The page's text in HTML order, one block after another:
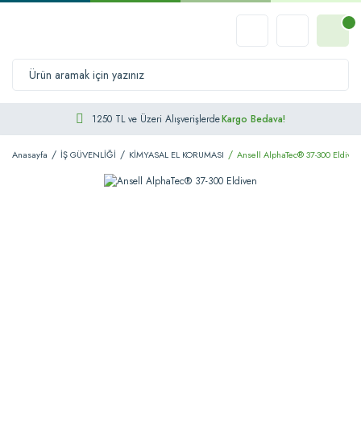
1250 TL ve Üzeri AlışverişlerdeKargo Bedava!
Anasayfa İŞ GÜVENLİĞİ KİMYASAL EL KORUMASI Ansell AlphaTec® 37-300 Eldiven